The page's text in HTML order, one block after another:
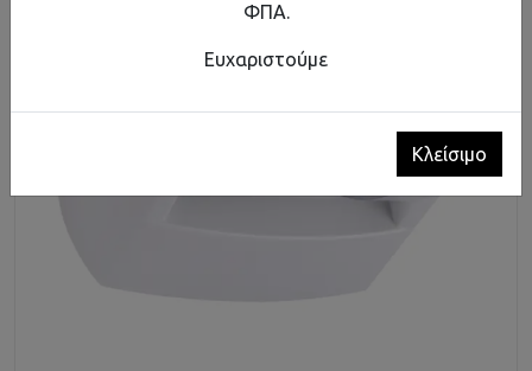
ΦΠΑ.
Ευχαριστούμε
Κλείσιμο